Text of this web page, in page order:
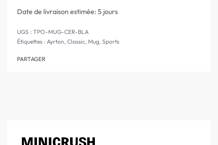
Date de livraison estimée: 5 jours
TPO-MUG-CER-BLA
Étiquettes : Ayrton, Classic, Mug, Sports
PARTAGER